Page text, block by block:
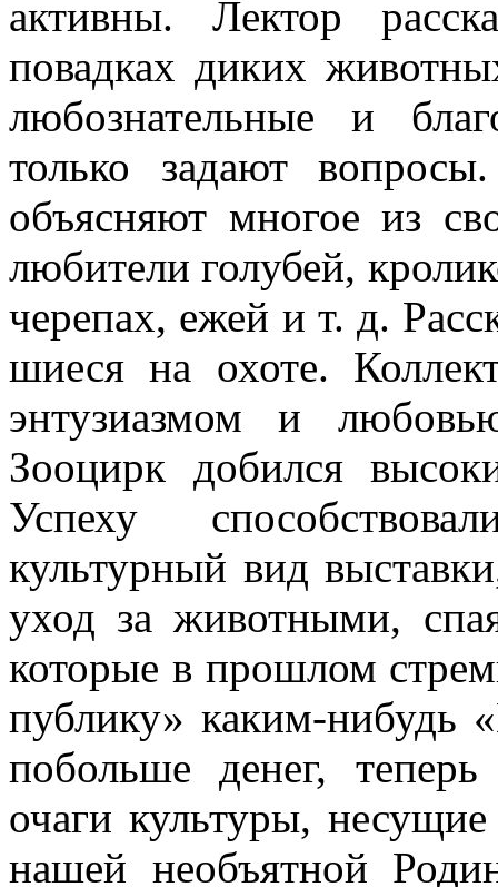
активны. Лектор
повадках диких
любознательные и
только за­дают
объясняют многое из
любители голубей,
черепах, ежей и т. д.
шиеся на охоте.
энтузиазмом и
Зооцирк добился
Успеху
культурный вид
уход за животными,
которые в прошлом
публику» ка­ким-нибудь
побольше денег,
очаги культуры,
нашей необъят­ной